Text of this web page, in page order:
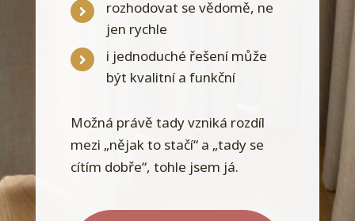
rozhodovat se vědomě, ne
jen rychle
i jednoduché řešení může
být kvalitní a funkční
Možná právě tady vzniká rozdíl
mezi „nějak to stačí“ a „tady se
cítím dobře“, tohle jsem já.